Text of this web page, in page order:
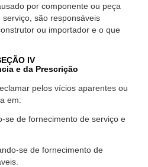
por componente ou peça
são responsáveis
ou importador e o que
IV
e da Prescrição
pelos vícios aparentes ou
em:
se de fornecimento de serviço e
se de fornecimento de